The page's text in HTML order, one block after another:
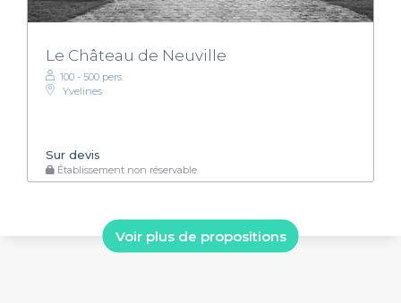
Le Château de Neuville
100 - 500 pers.
Yvelines
Sur devis
Établissement non réservable
Voir plus de propositions